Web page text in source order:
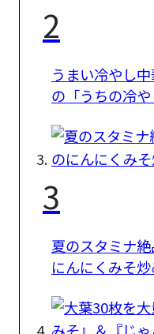
2
うまい冷やし
の「うちの冷
3
夏のスタミナ
にんにくみそ